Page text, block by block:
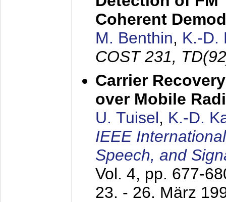
Coherent
M. Benthin, K.-D.
COST 231,
Carrier
over Mobile
U. Tuisel, K.-D.
IEEE
Speech, and
Vol. 4, pp. 677-
23. - 26. März